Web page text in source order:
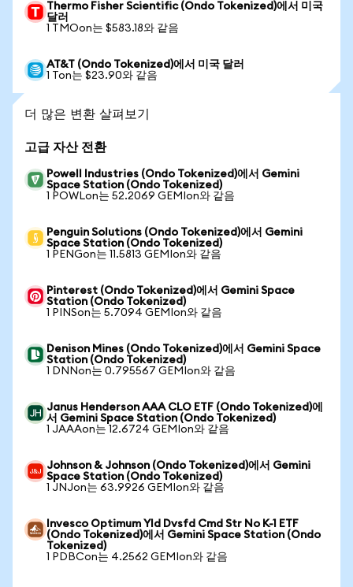
Thermo Fisher Scientific (Ondo Tokenized)에서 미국
달러
1 TMOon는 $583.18와 같음
AT&T (Ondo Tokenized)에서 미국 달러
1 Ton는 $23.90와 같음
더 많은 변환 살펴보기
고급 자산 전환
Powell Industries (Ondo Tokenized)에서 Gemini
Space Station (Ondo Tokenized)
1 POWLon는 52.2069 GEMIon와 같음
Penguin Solutions (Ondo Tokenized)에서 Gemini
Space Station (Ondo Tokenized)
1 PENGon는 11.5813 GEMIon와 같음
Pinterest (Ondo Tokenized)에서 Gemini Space
Station (Ondo Tokenized)
1 PINSon는 5.7094 GEMIon와 같음
Denison Mines (Ondo Tokenized)에서 Gemini Space
Station (Ondo Tokenized)
1 DNNon는 0.795567 GEMIon와 같음
Janus Henderson AAA CLO ETF (Ondo Tokenized)에
서 Gemini Space Station (Ondo Tokenized)
1 JAAAon는 12.6724 GEMIon와 같음
Johnson & Johnson (Ondo Tokenized)에서 Gemini
Space Station (Ondo Tokenized)
1 JNJon는 63.9926 GEMIon와 같음
Invesco Optimum Yld Dvsfd Cmd Str No K-1 ETF
(Ondo Tokenized)에서 Gemini Space Station (Ondo
Tokenized)
1 PDBCon는 4.2562 GEMIon와 같음